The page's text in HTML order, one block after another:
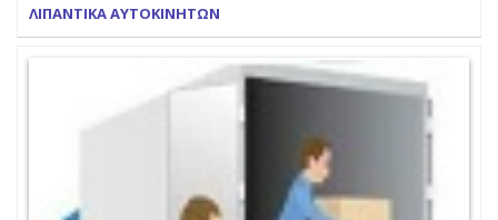
ΛΙΠΑΝΤΙΚΑ ΑΥΤΟΚΙΝΗΤΩΝ